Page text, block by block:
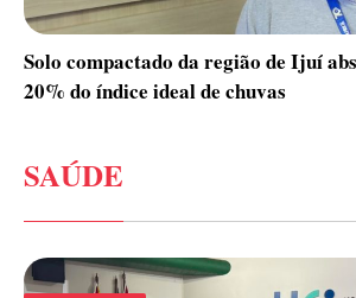
Solo compactado da região de Ijuí
20% do índice ideal de chuvas
SAÚDE